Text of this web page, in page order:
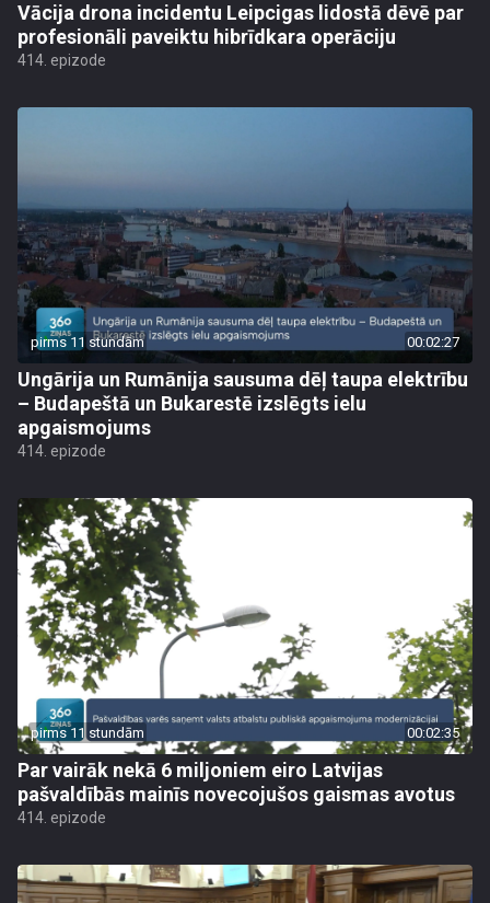
Vācija drona incidentu Leipcigas lidostā dēvē par
profesionāli paveiktu hibrīdkara operāciju
414. epizode
pirms 11 stundām 00:02:27
Ungārija un Rumānija sausuma dēļ taupa elektrību
– Budapeštā un Bukarestē izslēgts ielu
apgaismojums
414. epizode
pirms 11 stundām 00:02:35
Par vairāk nekā 6 miljoniem eiro Latvijas
pašvaldībās mainīs novecojušos gaismas avotus
414. epizode